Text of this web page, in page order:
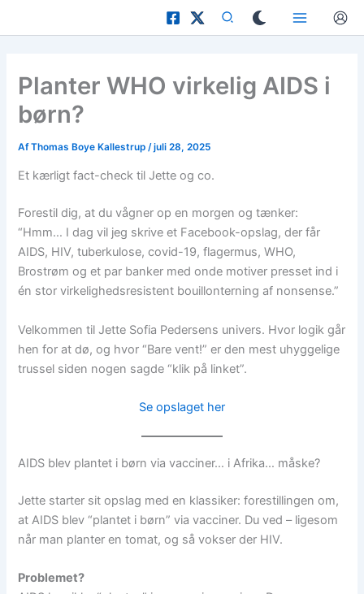
Planter WHO virkelig AIDS i
børn?
AfThomas Boye Kallestrup /juli 28, 2025
Et kærligt fact-check til Jette og co.
Forestil dig, at du vågner op en morgen og tænker:
“Hmm… I dag vil jeg skrive et Facebook-opslag, der får
AIDS, HIV, tuberkulose, covid-19, flagermus, WHO,
Brostrøm og et par banker med onde motiver presset ind i
én stor virkelighedsresistent bouillonterning af nonsense.”
Velkommen til Jette Sofia Pedersens univers. Hvor logik går
hen for at dø, og hvor “Bare vent!” er den mest uhyggelige
trussel siden nogen sagde “klik på linket”.
Se opslaget her
AIDS blev plantet i børn via vacciner… i Afrika… måske?
Jette starter sit opslag med en klassiker: forestillingen om,
at AIDS blev “plantet i børn” via vacciner. Du ved – ligesom
når man planter en tomat, og så vokser der HIV.
Problemet?